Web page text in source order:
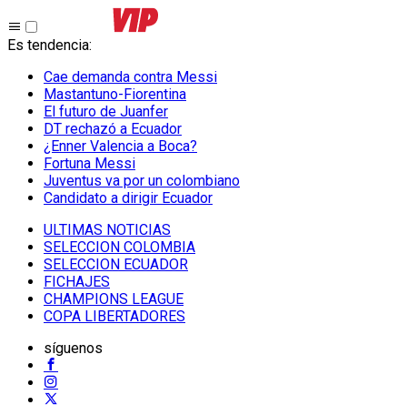
Es tendencia:
Cae demanda contra Messi
Mastantuno-Fiorentina
El futuro de Juanfer
DT rechazó a Ecuador
¿Enner Valencia a Boca?
Fortuna Messi
Juventus va por un colombiano
Candidato a dirigir Ecuador
ULTIMAS NOTICIAS
SELECCION COLOMBIA
SELECCION ECUADOR
FICHAJES
CHAMPIONS LEAGUE
COPA LIBERTADORES
síguenos